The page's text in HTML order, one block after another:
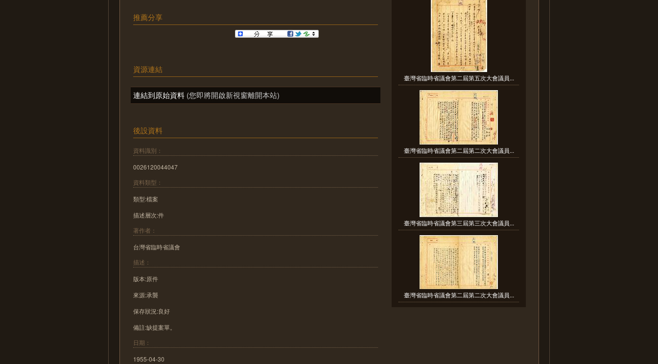
推薦分享
資源連結
連結到原始資料 (您即將開啟新視窗離開本站)
後設資料
資料識別：
0026120044047
資料類型：
類型:檔案
描述層次:件
著作者：
台灣省臨時省議會
描述：
版本:原件
來源:承襲
保存狀況:良好
備註:缺提案單。
日期：
1955-04-30
臺灣省臨時省議會第二屆第五次大會議員...
臺灣省臨時省議會第二屆第二次大會議員...
臺灣省臨時省議會第三屆第三次大會議員...
臺灣省臨時省議會第二屆第二次大會議員...